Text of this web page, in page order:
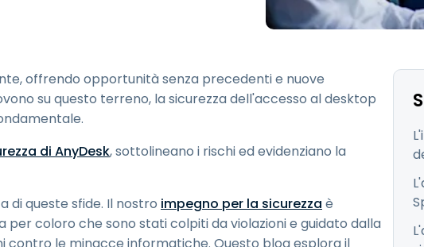
Accesso remoto tramite
Wacom
Accesso remoto al
Sicurezza degli endpoint
Esplora tutti i
offrendo opportunità senza precedenti e nuove
su questo terreno, la sicurezza dell'accesso al desktop
di AnyDesk, sottolineano i rischi ed evidenziano la
di queste sfide. Il nostro impegno per la sicurezza è
coloro che sono stati colpiti da violazioni e guidato dalla